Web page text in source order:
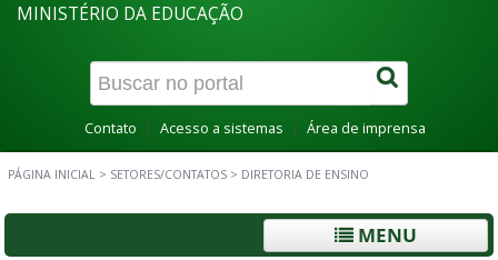
MINISTÉRIO DA EDUCAÇÃO
Contato Acesso a sistemas Área de imprensa
PÁGINA INICIAL > SETORES/CONTATOS > DIRETORIA DE ENSINO
MENU